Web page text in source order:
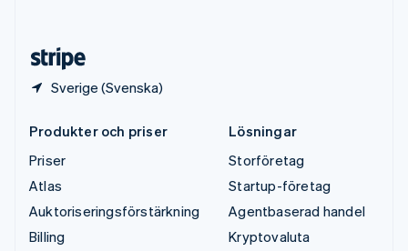
Sverige (Svenska)
Produkter och priser
Priser
Atlas
Auktoriseringsförstärkning
Billing
Lösningar
Storföretag
Startup-företag
Agentbaserad handel
Kryptovaluta